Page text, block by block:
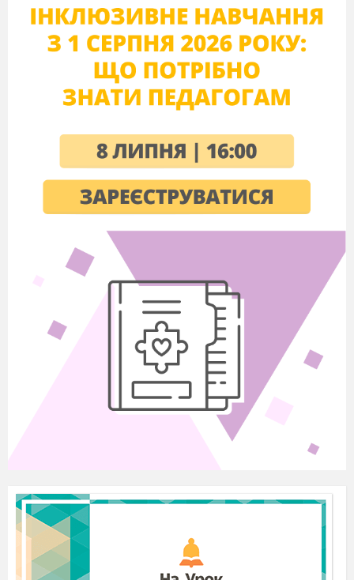
– 4 tg 45°; г) 2 ctg 60° – 2
sin 60° . 6. Спростіть:
a) (l – cosα)(l +
cosα); 6) tgα –
ctgα + sin2α + cos
III. Повторення
відомостей про
тригонометричні
функції довільного
кута.У курсі
геометрії для кутів від 0° до 180° було дано
означення синуса, косинуса, тангенса за
допомогою кола. Нагадаємо ці означення.
Нехай дано коло радіуса
знаходиться у початку координат.
Відкладемо від додатної півосі у верхню
півплощину кут α, друга сторона якого
перетне коло в точціРα(х; у)
(рис. 32).
Синусом кута
називається відношення
ординати
точки
y
кола до його радіуса:sin .
R
називається відношення
абсциси точкиР
Тангенсом кута
абсциси: